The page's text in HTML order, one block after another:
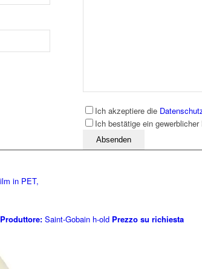
Ich akzeptiere die
Ich bestätige ein
Bitte lassen Sie dieses Feld leer
Produttore: Saint-Gobain h-old Prezzo su richiesta